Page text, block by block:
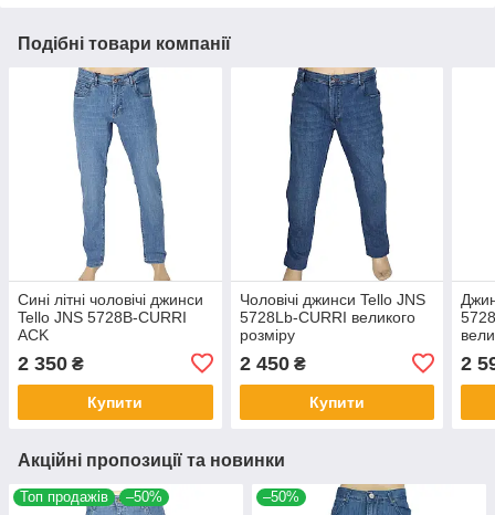
Подібні товари компанії
Сині літні чоловічі джинси
Tello JNS 5728B-CURRI
ACK
2 350 ₴
Купити
Чоловічі джинси Tello JNS
5728Lb-CURRI великого
розміру
2 450₴
Купити
2
Акційні пропозиції та новинки
Топ продажів –50% –50%